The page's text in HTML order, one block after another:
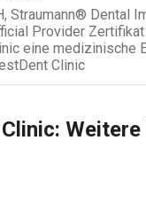
Straumann® Dental
Provider
eine medizinische
Clinic